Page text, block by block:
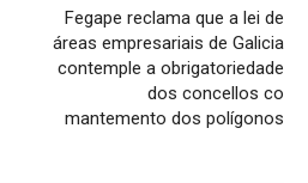
Fegape reclama que a lei de
áreas empresariais de Galicia
contemple a obrigatoriedade
dos concellos co
mantemento dos polígonos